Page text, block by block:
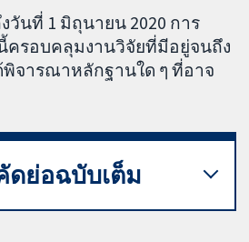
วันที่ 1 มิถุนายน 2020 การ
รอบคลุมงานวิจัยที่มีอยู่จนถึง
จารณาหลักฐานใด ๆ ที่อาจ
ดย่อฉบับเต็ม